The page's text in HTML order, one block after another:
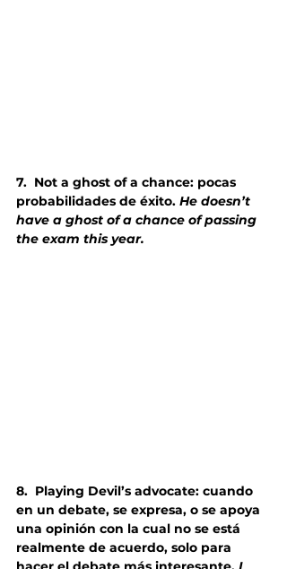
7. Not a ghost of a chance: pocas
probabilidades de éxito. He doesn’t
have a ghost of a chance of passing
the exam this year.
8. Playing Devil’s advocate: cuando
en un debate, se expresa, o se apoya
una opinión con la cual no se está
realmente de acuerdo, solo para